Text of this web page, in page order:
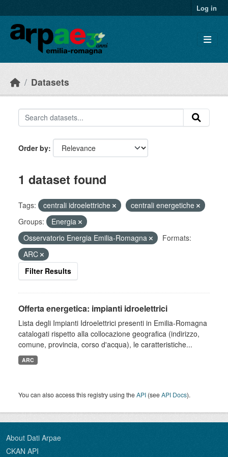
Log in
Datasets
Order by
1 dataset found
Tags: centrali idroelettriche
centrali energetiche
Groups:
Energia
Osservatorio Energia Emilia-Romagna
Formats:
ARC
Filter Results
Offerta energetica: impianti idroelettrici
Lista degli Impianti Idroelettrici presenti in Emilia-Romagna
catalogati rispetto alla collocazione geografica (indirizzo,
comune, provincia, corso d'acqua), le caratteristiche...
ARC
You can also access this registry using theAPI (seeAPI Docs).
About Dati Arpae
CKAN API